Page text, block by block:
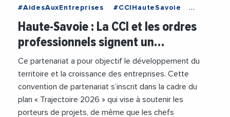
#AidesAuxEntreprises
#CCIHauteSavoie
#Cooperation
#OrdreDesExpertsComptables
#PhilippeCarrier
Haute-Savoie : La CCI et les ordres
professionnels signent un…
Ce partenariat a pour objectif le développement du
territoire et la croissance des entreprises. Cette
convention de partenariat s’inscrit dans la cadre du
plan « Trajectoire 2026 » qui vise à soutenir les
porteurs de projets, de même que les chefs